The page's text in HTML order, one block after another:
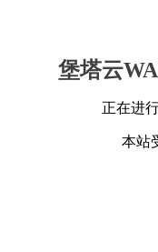
堡塔云
正在进
本站